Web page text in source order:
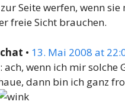
Seite werfen, wenn sie
freie Sicht brauchen.
• 13. Mai 2008 at
ach, wenn ich mir solche
dann bin ich ganz